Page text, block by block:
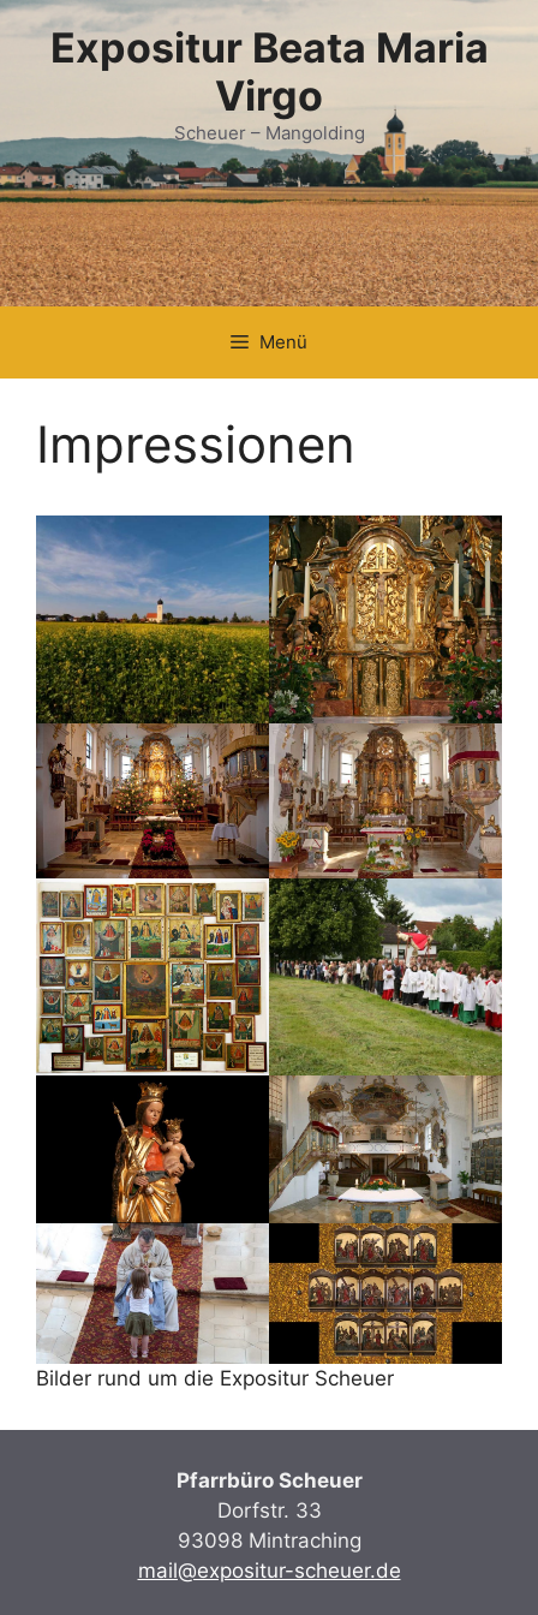
Zum
Inhalt Expositur Beata Maria
Virgo
Scheuer – Mangolding
Menü
Impressionen
Bilder rund um die Expositur Scheuer
Pfarrbüro Scheuer
Dorfstr. 33
93098 Mintraching
mail@expositur-scheuer.de